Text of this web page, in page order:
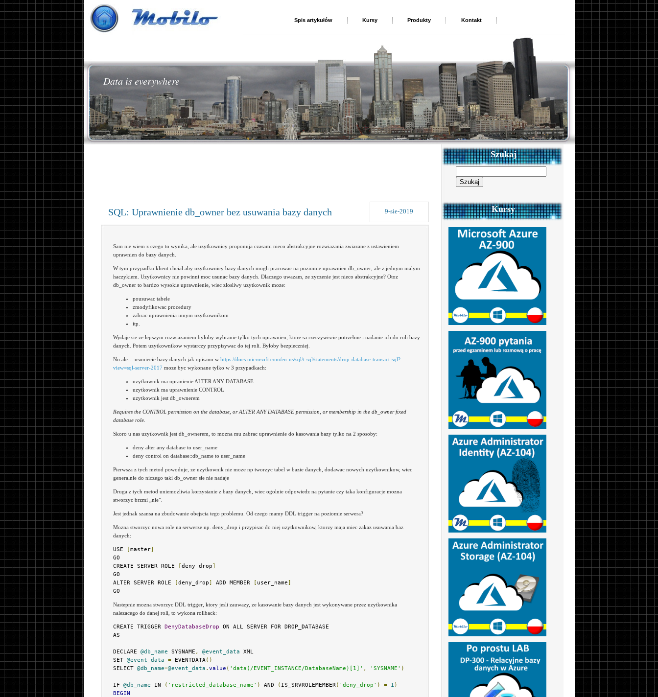
Spis artykułów Kursy Produkty Kontakt
Data is everywhere
SQL: Uprawnienie db_owner bez usuwania bazy danych 9-sie-2019
Sam nie wiem z czego to wynika, ale uzytkownicy proponuja czasami nieco abstrakcyjne rozwiazania zwiazane z ustawieniem
uprawnien do bazy danych.
W tym przypadku klient chcial aby uzytkownicy bazy danych mogli pracowac na poziomie uprawnien db_owner, ale z jednym malym
haczykiem. Uzytkownicy nie powinni moc usunac bazy danych. Dlaczego uwazam, ze zyczenie jest nieco abstrakcyjne? Otoz
db_owner to bardzo wysokie uprawnienie, wiec zlosliwy uzytkownik moze:
pousuwac tabele
zmodyfikowac procedury
zabrac uprawnienia innym uzytkownikom
itp.
Wydaje sie ze lepszym rozwiazaniem byloby wybranie tylko tych uprawnien, ktore sa rzeczywiscie potrzebne i nadanie ich do roli bazy
danych. Potem uzytkownikow wystarczy przypisywac do tej roli. Byloby bezpieczniej.
No ale… usuniecie bazy danych jak opisano w https://docs.microsoft.com/en-us/sql/t-sql/statements/drop-database-transact-sql?
view=sql-server-2017moze byc wykonane tylko w 3 przypadkach:
uzytkownik ma upranienie ALTER ANY DATABASE
uzytkownik ma uprawnienie CONTROL
uzytkownik jest db_ownerem
Requires the CONTROL permission on the database, or ALTER ANY DATABASE permission, or membership in the db_owner fixed
database role.
Skoro u nas uzytkownik jest db_ownerem, to mozna mu zabrac uprawnienie do kasowania bazy tylko na 2 sposoby:
deny alter any database to user_name
deny control on database::db_name to user_name
Pierwsza z tych metod powoduje, ze uzytkownik nie moze np tworzyc tabel w bazie danych, dodawac nowych uzytkownikow, wiec
generalnie do niczego taki db_owner sie nie nadaje
Druga z tych metod uniemozliwia korzystanie z bazy danych, wiec ogolnie odpowiedz na pytanie czy taka konfiguracje mozna
stworzyc brzmi „nie”.
Jest jednak szansa na zbudowanie obejscia tego problemu. Od czego mamy DDL trigger na poziomie serwera?
Mozna stworzyc nowa role na serwerze np. deny_drop i przypisac do niej uzytkownikow, ktorzy maja miec zakaz usuwania baz
danych:
USE [master]
GO
CREATE SERVER ROLE
[deny_drop]
GO
ALTER SERVER ROLE
[deny_drop] ADD MEMBER [ user_name]
GO
Nastepnie mozna stworzyc DDL trigger, ktory jesli zauwazy, ze kasowanie bazy danych jest wykonywane przez uzytkownika
nalezacego do danej roli, to wykona rollback:
CREATE TRIGGER DenyDatabaseDrop ON ALL SERVER FOR DROP_DATABASE
AS
DECLARE @db_name SYSNAME , @event_data XML
SET @event_data = EVENTDATA()
SELECT @db_name=@event_data . value ( 'data(/EVENT_INSTANCE/DatabaseName)[1]' , 'SYSNAME' )
IF @db_name IN ( 'restricted_database_name' ) AND ( IS_SRVROLEMEMBER( 'deny_drop' ) = 1 )
BEGIN
Szukaj
Kursy